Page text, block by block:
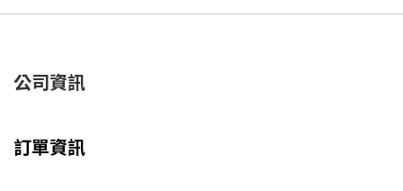
公司資訊
訂單資訊